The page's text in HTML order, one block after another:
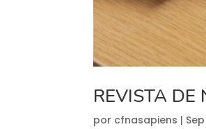
REVISTA DE
por cfnasapiens |